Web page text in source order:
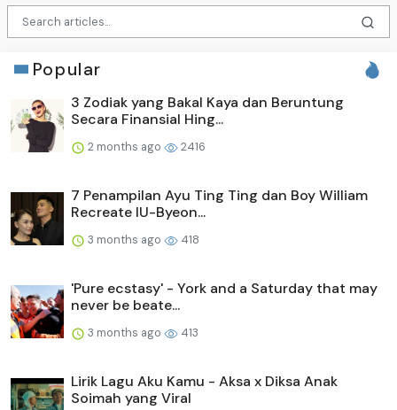
Popular
3 Zodiak yang Bakal Kaya dan Beruntung
Secara Finansial Hing...
2 months ago 2416
7 Penampilan Ayu Ting Ting dan Boy William
Recreate IU-Byeon...
3 months ago 418
'Pure ecstasy' - York and a Saturday that may
never be beate...
3 months ago 413
Lirik Lagu Aku Kamu - Aksa x Diksa Anak
Soimah yang Viral